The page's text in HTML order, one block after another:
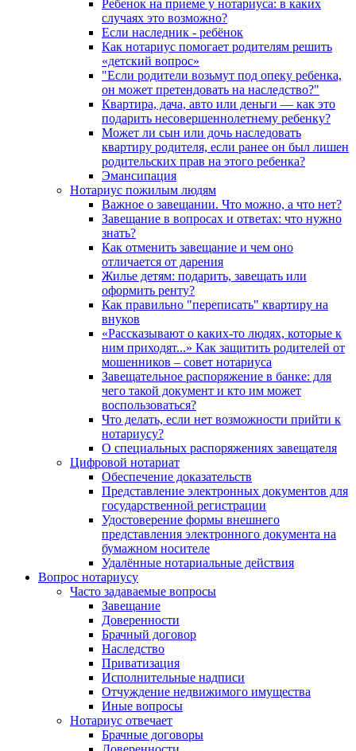
Ребенок на приеме у нотариуса: в каких
случаях это возможно?
Если наследник - ребёнок
Как нотариус помогает родителям решить
«детский вопрос»
"Если родители возьмут под опеку ребенка,
он может претендовать на наследство?"
Квартира, дача, авто или деньги — как это
подарить несовершеннолетнему ребенку?
Может ли сын или дочь наследовать
квартиру родителя, если ранее он был лишен
родительских прав на этого ребенка?
Эмансипация
Нотариус пожилым людям
Важное о завещании. Что можно, а что нет?
Завещание в вопросах и ответах: что нужно
знать?
Как отменить завещание и чем оно
отличается от дарения
Жилье детям: подарить, завещать или
оформить ренту?
Как правильно "переписать" квартиру на
внуков
«Рассказывают о каких-то людях, которые к
ним приходят...» Как защитить родителей от
мошенников – совет нотариуса
Завещательное распоряжение в банке: для
чего такой документ и кто им может
воспользоваться?
Что делать, если нет возможности прийти к
нотариусу?
О специальных распоряжениях завещателя
Цифровой нотариат
Обеспечение доказательств
Представление электронных документов для
государственной регистрации
Удостоверение формы внешнего
представления электронного документа на
бумажном носителе
Удалённые нотариальные действия
Вопрос нотариусу
Часто задаваемые вопросы
Завещание
Доверенности
Брачный договор
Наследство
Приватизация
Исполнительные надписи
Отчуждение недвижимого имущества
Иные вопросы
Нотариус отвечает
Брачные договоры